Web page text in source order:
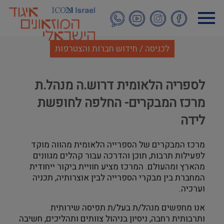
לתוכן
העיקרי
לכניסה / חידוש חברות והצטרפות
לספריה הלאומית דרוש.ה מנהל.ת
מרכז המבקרים- החלפה לחופשת
לידה
מרכז המבקרים של הספרייה הלאומית מהווה מוקד
לפעילות תרבות, תוכן והדרכה עבור קהלים מגוונים
מהארץ ומהעולם. המרכז מציע חוויית ביקור ייחודית
המחברת בין מבקרי הספרייה לבין אוצרותיה, תכניה
וערכיה.
אנו מחפשים מנהל/ת בעל/ת תפיסה שירותית
ותרבותית רחבה, ניסיון בניהול צוותים ותהליכים, חשיבה